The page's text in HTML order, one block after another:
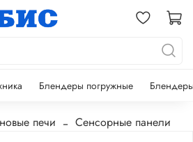
Блендеры погружные
печи Сенсорные панели